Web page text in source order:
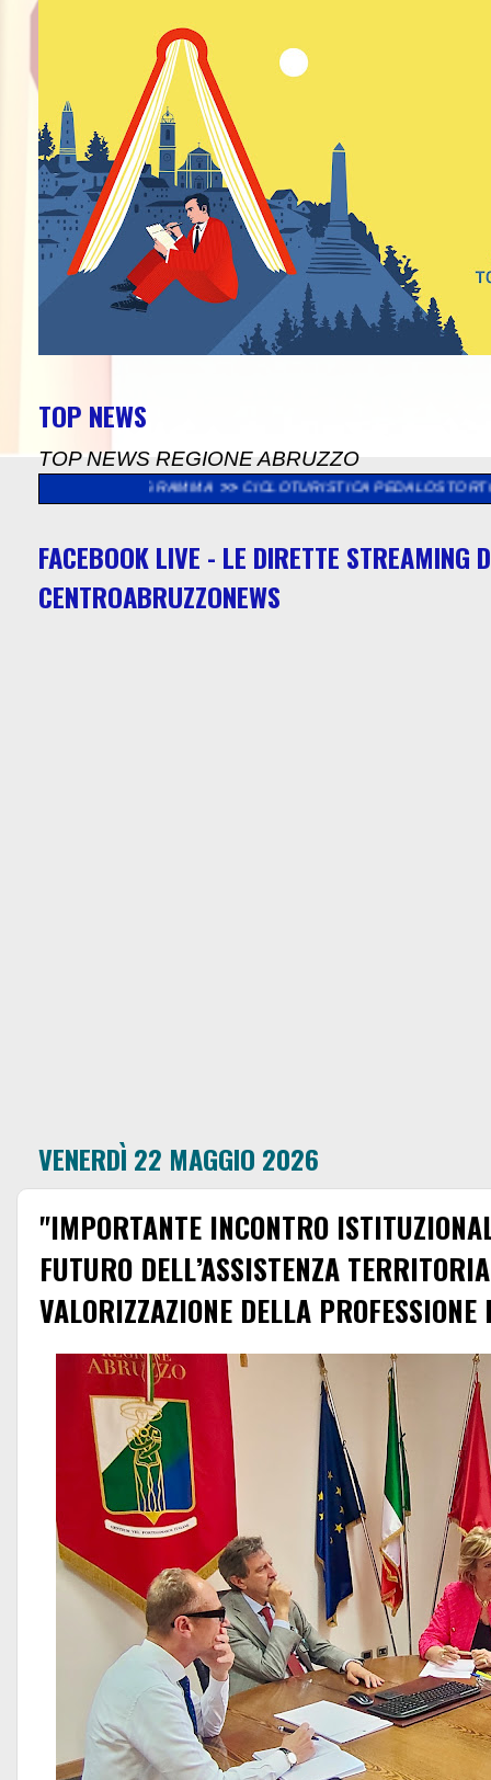
TOP NEWS
TOP NEWS REGIONE ABRUZZO
CICLOTURISTICA PEDALOSTORTO: DOMENICA 9
FACEBOOK LIVE - LE DIRETTE STREAMING
CENTROABRUZZONEWS
VENERDÌ 22 MAGGIO 2026
"IMPORTANTE INCONTRO
FUTURO DELL’ASSISTENZA
VALORIZZAZIONE DELLA